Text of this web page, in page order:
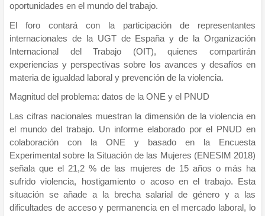
oportunidades en el mundo del trabajo.
El foro contará con la participación de representantes
internacionales de la UGT de España y de la Organización
Internacional del Trabajo (OIT), quienes compartirán
experiencias y perspectivas sobre los avances y desafíos en
materia de igualdad laboral y prevención de la violencia.
Magnitud del problema: datos de la ONE y el PNUD
Las cifras nacionales muestran la dimensión de la violencia en
el mundo del trabajo. Un informe elaborado por el PNUD en
colaboración con la ONE y basado en la Encuesta
Experimental sobre la Situación de las Mujeres (ENESIM 2018)
señala que el 21,2 % de las mujeres de 15 años o más ha
sufrido violencia, hostigamiento o acoso en el trabajo. Esta
situación se añade a la brecha salarial de género y a las
dificultades de acceso y permanencia en el mercado laboral, lo